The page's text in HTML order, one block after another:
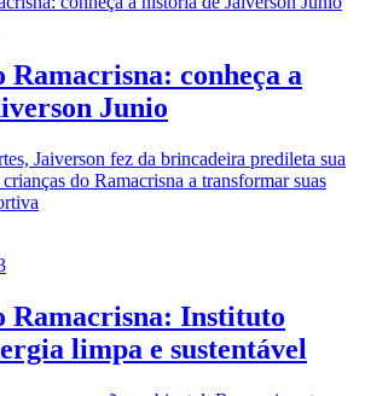
conheça a
Junio
Jaiverson fez da brincadeira predileta sua
do Ramacrisna a transformar suas
Ramacrisna: Instituto
limpa e sustentável